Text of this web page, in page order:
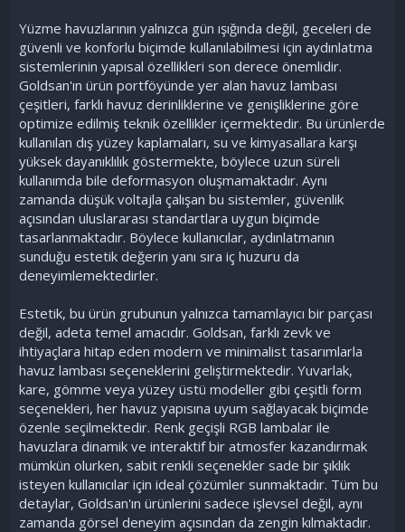
Yüzme havuzlarının yalnızca gün ışığında değil, geceleri de
güvenli ve konforlu biçimde kullanılabilmesi için aydınlatma
sistemlerinin yapısal özellikleri son derece önemlidir.
Goldsan'ın ürün portföyünde yer alan havuz lambası
çeşitleri, farklı havuz derinliklerine ve genişliklerine göre
optimize edilmiş teknik özellikler içermektedir. Bu ürünlerde
kullanılan dış yüzey kaplamaları, su ve kimyasallara karşı
yüksek dayanıklılık göstermekte, böylece uzun süreli
kullanımda bile deformasyon oluşmamaktadır. Aynı
zamanda düşük voltajla çalışan bu sistemler, güvenlik
açısından uluslararası standartlara uygun biçimde
tasarlanmaktadır. Böylece kullanıcılar, aydınlatmanın
sunduğu estetik değerin yanı sıra iç huzuru da
deneyimlemektedirler.
Estetik, bu ürün grubunun yalnızca tamamlayıcı bir parçası
değil, adeta temel amacıdır. Goldsan, farklı zevk ve
ihtiyaçlara hitap eden modern ve minimalist tasarımlarla
havuz lambası seçeneklerini geliştirmektedir. Yuvarlak,
kare, gömme veya yüzey üstü modeller gibi çeşitli form
seçenekleri, her havuz yapısına uyum sağlayacak biçimde
özenle seçilmektedir. Renk geçişli RGB lambalar ile
havuzlara dinamik ve interaktif bir atmosfer kazandırmak
mümkün olurken, sabit renkli seçenekler sade bir şıklık
isteyen kullanıcılar için ideal çözümler sunmaktadır. Tüm bu
detaylar, Goldsan'ın ürünlerini sadece işlevsel değil, aynı
zamanda görsel deneyim açısından da zengin kılmaktadır.